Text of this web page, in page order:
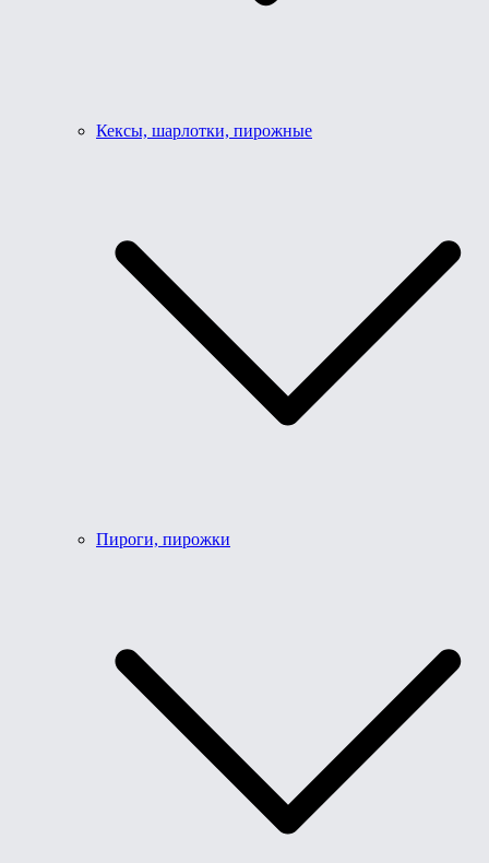
Кексы, шарлотки, пирожные
Пироги, пирожки